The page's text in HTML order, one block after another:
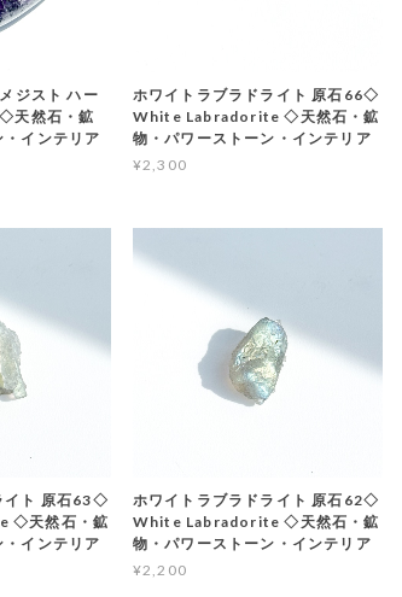
ジスト ハー
天然石・鉱
インテリア
ホワイトラブラドライト 原石66◇
White Labradorite ◇天然石・鉱
物・パワーストーン・インテリア
¥2,300
イト 原石63◇
◇天然石・鉱
インテリア
ホワイトラブラドライト 原石62◇
White Labradorite ◇天然石・鉱
物・パワーストーン・インテリア
¥2,200